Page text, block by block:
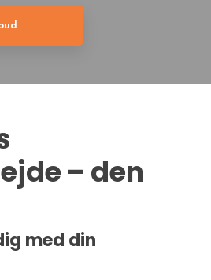
– den
med din